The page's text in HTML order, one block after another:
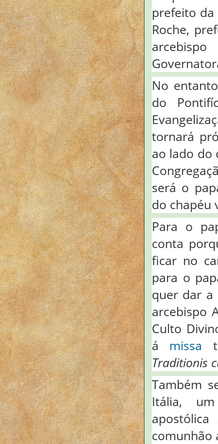
prefeito da
Roche,
No
do
tornará
ao lado do
será o
do chapéu
Para o
conta
ficar no
para o
quer dar a
arcebispo
Culto
á missa
Traditionis
Também
Itália,
comunhão